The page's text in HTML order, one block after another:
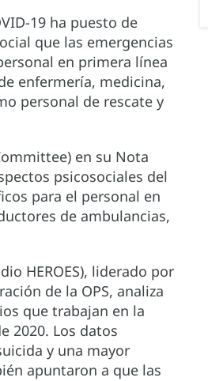
19 ha puesto de
que las emergencias
en primera línea
enfermería, medicina,
personal de rescate y
en su Nota
psicosociales del
para el personal en
de ambulancias,
HEROES), liderado por
de la OPS, analiza
que trabajan en la
2020. Los datos
y una mayor
apuntaron a que las